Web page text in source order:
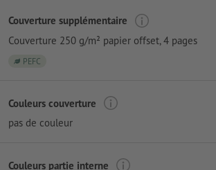
Couverture supplémentaire
Couverture 250 g/m² papier offset, 4 pages
PEFC
Couleurs couverture
pas de couleur
Couleurs partie interne